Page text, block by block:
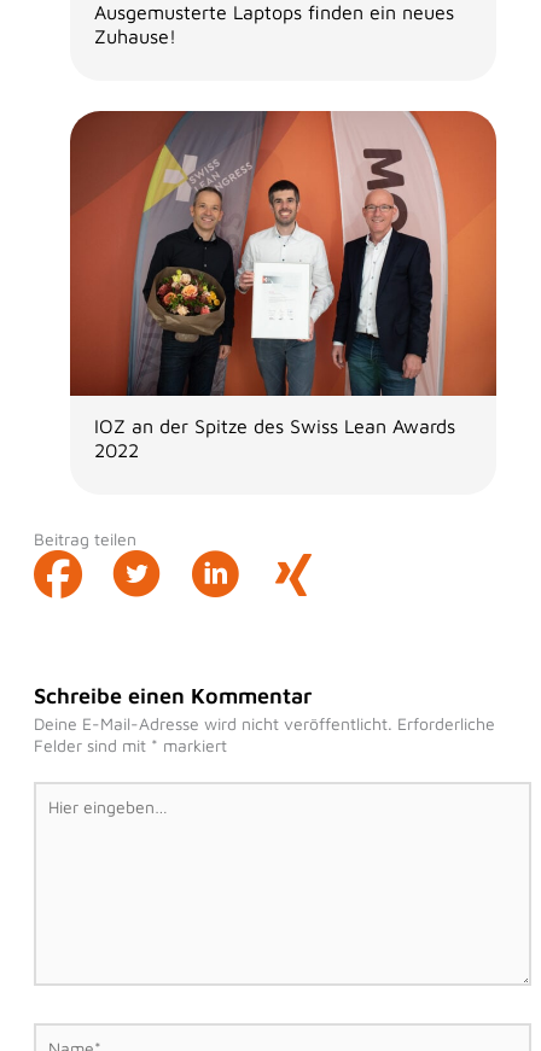
Ausgemusterte Laptops finden ein neues
Zuhause!
IOZ an der Spitze des Swiss Lean Awards
2022
Beitrag teilen
Schreibe einen Kommentar
Deine E-Mail-Adresse wird nicht veröffentlicht. Erforderliche
Felder sind mit * markiert
Hier
eingeben…
Name*